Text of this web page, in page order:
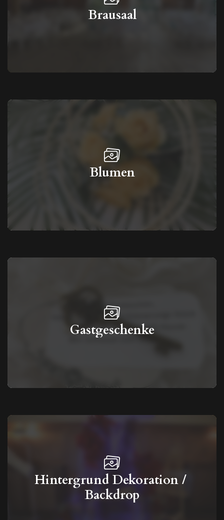
Brausaal
Blumen
Gastgeschenke
Hintergrund Dekoration /
Backdrop